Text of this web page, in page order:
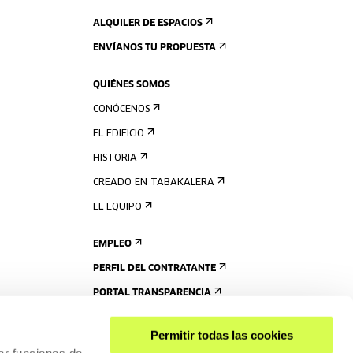
Permitir todas las cookies
ALQUILER DE ESPACIOS
ENVÍANOS TU PROPUESTA
QUIÉNES SOMOS
CONÓCENOS
EL EDIFICIO
HISTORIA
CREADO EN TABAKALERA
EL EQUIPO
EMPLEO
PERFIL DEL CONTRATANTE
PORTAL TRANSPARENCIA